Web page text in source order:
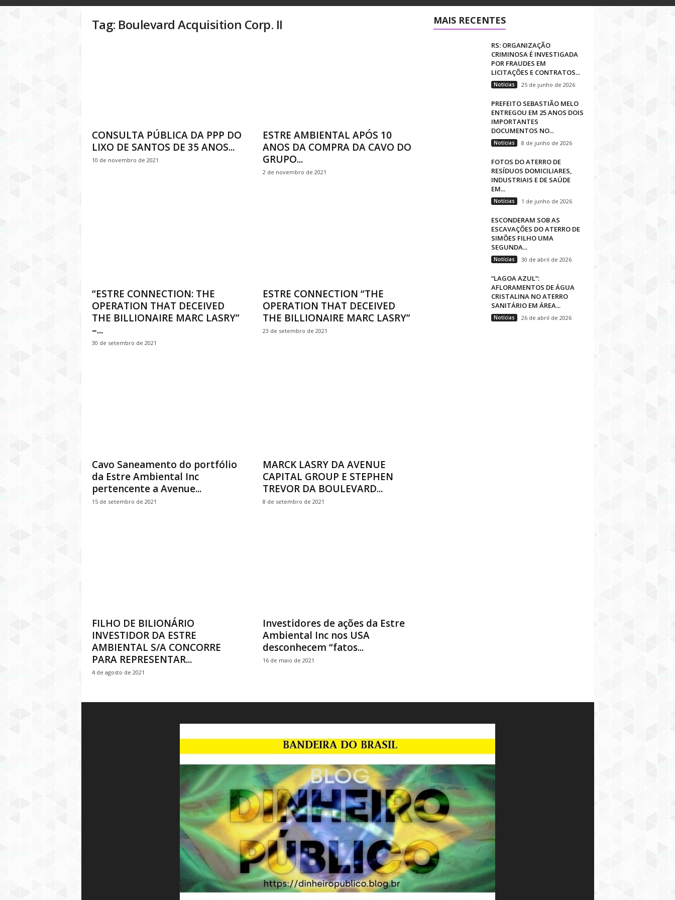
o
Tag: Boulevard Acquisition Corp. II
CONSULTA PÚBLICA DA PPP DO
LIXO DE SANTOS DE 35 ANOS...
10 de novembro de 2021
ESTRE AMBIENTAL APÓS 10
ANOS DA COMPRA DA CAVO DO
GRUPO...
2 de novembro de 2021
“ESTRE CONNECTION: THE
OPERATION THAT DECEIVED
THE BILLIONAIRE MARC LASRY”
–...
30 de setembro de 2021
ESTRE CONNECTION “THE
OPERATION THAT DECEIVED
THE BILLIONAIRE MARC LASRY”
23 de setembro de 2021
Cavo Saneamento do portfólio
da Estre Ambiental Inc
pertencente a Avenue...
15 de setembro de 2021
MARCK LASRY DA AVENUE
CAPITAL GROUP E STEPHEN
TREVOR DA BOULEVARD...
8 de setembro de 2021
FILHO DE BILIONÁRIO
INVESTIDOR DA ESTRE
AMBIENTAL S/A CONCORRE
PARA REPRESENTAR...
4 de agosto de 2021
Investidores de ações da Estre
Ambiental Inc nos USA
desconhecem “fatos...
16 de maio de 2021
MAIS RECENTES
RS: ORGANIZAÇÃO
CRIMINOSA É INVESTIGADA
POR FRAUDES EM
LICITAÇÕES E CONTRATOS...
Notícias 25 de junho de 2026
PREFEITO SEBASTIÃO MELO
ENTREGOU EM 25 ANOS DOIS
IMPORTANTES
DOCUMENTOS NO...
Notícias 8 de junho de 2026
FOTOS DO ATERRO DE
RESÍDUOS DOMICILIARES,
INDUSTRIAIS E DE SAÚDE
EM...
Notícias 1 de junho de 2026
ESCONDERAM SOB AS
ESCAVAÇÕES DO ATERRO DE
SIMÕES FILHO UMA
SEGUNDA...
Notícias 30 de abril de 2026
“LAGOA AZUL”:
AFLORAMENTOS DE ÁGUA
CRISTALINA NO ATERRO
SANITÁRIO EM ÁREA...
Notícias 26 de abril de 2026